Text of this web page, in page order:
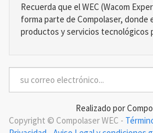
Recuerda que el WEC (Wacom
forma parte de Compolaser, donde
productos y servicios tecnológicos
Realizado por
Copyright © Compolaser WEC -